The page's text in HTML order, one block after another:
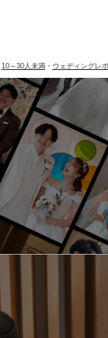
10～30人未満・ ウェディングレ